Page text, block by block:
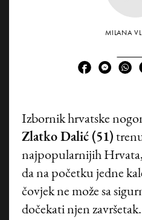
MILANA
Izbornik hrvatske
Zlatko Dalić (51)
najpopularnijih
da na početku jedne
čovjek ne može sa
dočekati njen